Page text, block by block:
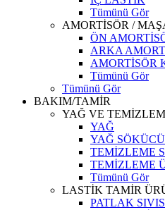
Tümünü Gör
AMORTİSÖR /
ÖN
ARKA
AMORTİSÖR
Tümünü Gör
Tümünü Gör
BAKIM/TAMİR
YAĞ VE
YAĞ
YAĞ
TEMİZLEME
TEMİZLEME
Tümünü Gör
LASTİK TAMİR
PATLAK